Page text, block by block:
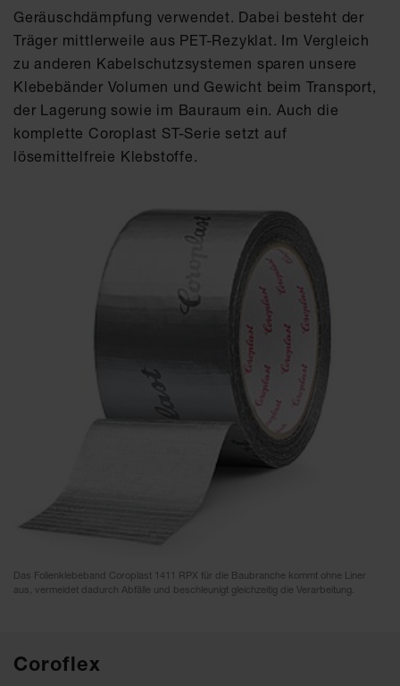
Geräuschdämpfung verwendet. Dabei besteht der
Träger mittlerweile aus PET-Rezyklat. Im Vergleich
zu anderen Kabelschutzsystemen sparen unsere
Klebebänder Volumen und Gewicht beim Transport,
der Lagerung sowie im Bauraum ein. Auch die
komplette Coroplast ST-Serie setzt auf
lösemittelfreie Klebstoffe.
Das Folienklebeband Coroplast 1411 RPX für die Baubranche kommt ohne Liner
aus, vermeidet dadurch Abfälle und beschleunigt gleichzeitig die Verarbeitung.
Coroflex